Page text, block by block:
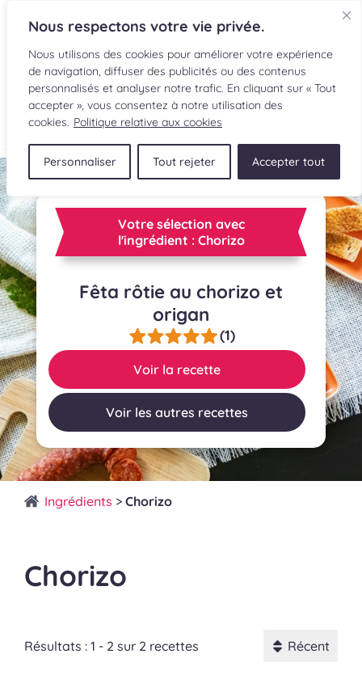
Nous respectons votre vie privée.
Nous utilisons des cookies pour améliorer votre expérience
de navigation, diffuser des publicités ou des contenus
personnalisés et analyser notre trafic. En cliquant sur « Tout
accepter », vous consentez à notre utilisation des
cookies. Politique relative aux cookies
Personnaliser Tout rejeter Accepter tout
EN
RECETTES
INGRÉDIENTS
LECTURES CULINAIRES
SOUMETTRE UNE RECETTE
BOUTIQUE
Votre sélection avec
l'ingrédient : Chorizo
Fêta rôtie au chorizo et
origan
(1)
Voir la recette
Voir les autres recettes
Ingrédients > Chorizo
Chorizo
Résultats : 1 - 2 sur 2 recettes Récent